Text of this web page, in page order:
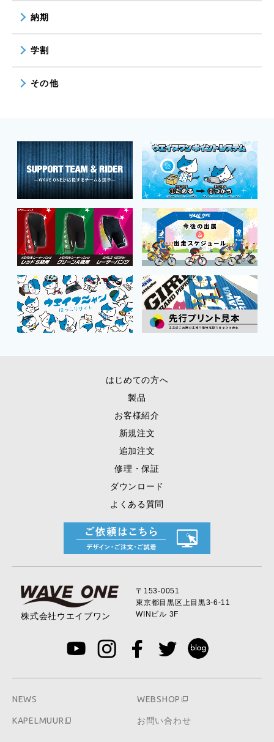
納期
学割
その他
はじめての方へ
製品
お客様紹介
新規注文
追加注文
修理・保証
ダウンロード
よくある質問
株式会社ウエイブワン
〒153-0051
東京都目黒区上目黒3-6-11
WINビル 3F
NEWS WEBSHOP
KAPELMUUR お問い合わせ